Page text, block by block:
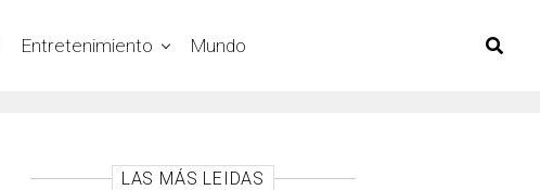
Entretenimiento Mundo
LAS MÁS LEIDAS